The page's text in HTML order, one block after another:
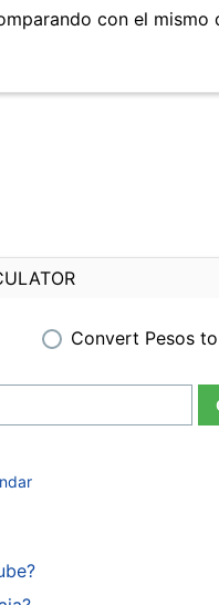
con el mismo
Convert Pesos